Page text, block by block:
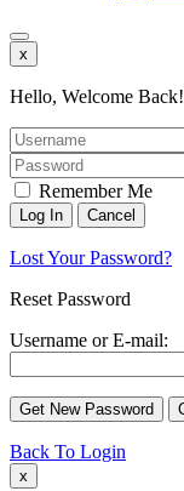
x
Hello, Welcome Back!
Remember Me
Lost Your Password?
Reset Password
Username or E-mail:
Back To Login
x